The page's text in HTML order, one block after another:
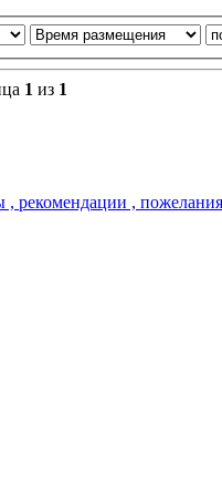
1 из 1
рекомендации ,